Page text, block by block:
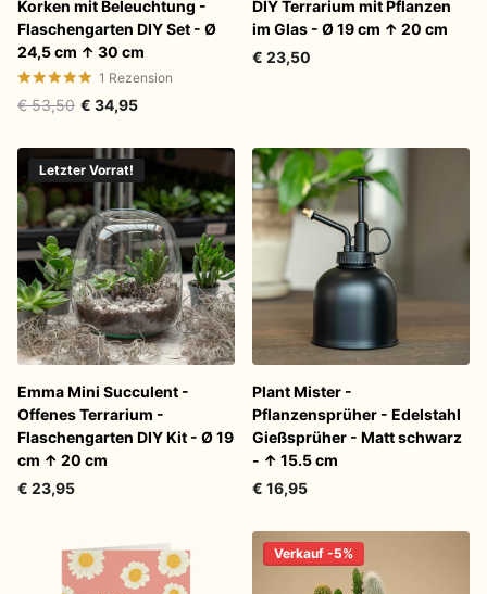
Korken mit Beleuchtung -
Flaschengarten DIY Set - Ø
24,5 cm ↑ 30 cm
1 Rezension
€ 53,50 € 34,95
DIY Terrarium mit Pflanzen
im Glas - Ø 19 cm ↑ 20 cm
€ 23,50
Letzter Vorrat!
Emma Mini Succulent -
Offenes Terrarium -
Flaschengarten DIY Kit - Ø 19
cm ↑ 20 cm
€ 23,95
Plant Mister -
Pflanzensprüher - Edelstahl
Gießsprüher - Matt schwarz
- ↑ 15.5 cm
€ 16,95
Verkauf -5%